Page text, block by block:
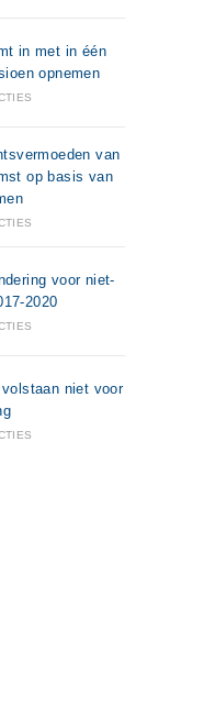
in met in één
opnemen
van
op basis van
voor niet-
2020
niet voor